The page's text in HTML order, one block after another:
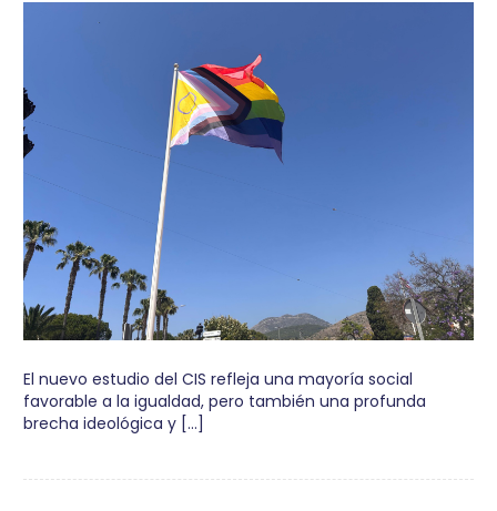
El nuevo estudio del CIS refleja una mayoría social
favorable a la igualdad, pero también una profunda
brecha ideológica y […]